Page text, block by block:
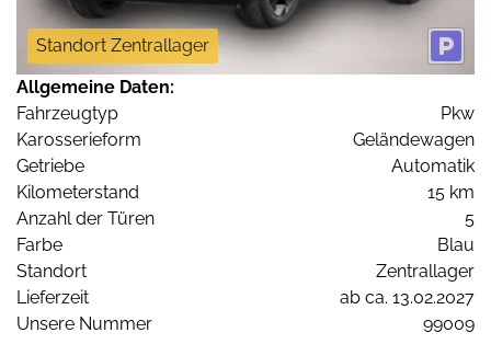
Standort Zentrallager
Allgemeine Daten:
Fahrzeugtyp
Pkw
Karosserieform
Geländewagen
Getriebe
Automatik
Kilometerstand
15 km
Anzahl der Türen
5
Farbe
Blau
Standort
Zentrallager
Lieferzeit
ab ca. 13.02.2027
Unsere Nummer
99009